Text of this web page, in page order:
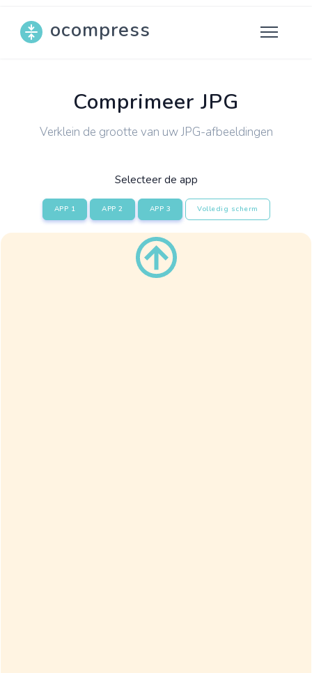
ocompress
Comprimeer JPG
Verklein de grootte van uw JPG-afbeeldingen
Selecteer de app
APP 1 APP 2 APP 3 Volledig scherm